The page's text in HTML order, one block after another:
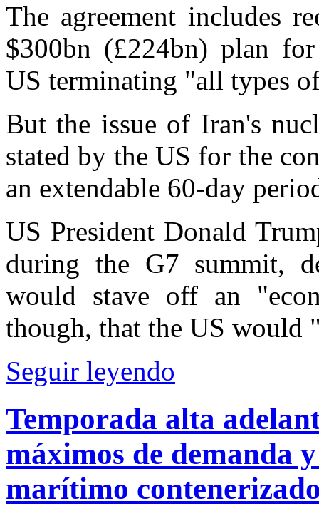
The agreement includes
$300bn (£224bn) plan
US terminating "all types
But the issue of Iran's
stated by the US for the
an extendable 60-day
US President Donald
during the G7 summit,
would stave off an
though, that the US would
Seguir leyendo
Temporada alta
máximos de demanda
marítimo